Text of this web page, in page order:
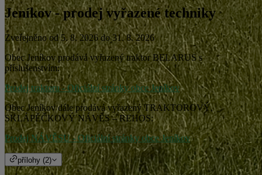
Jeníkov - prodej vyřazené techniky
Zveřejněno od 5. 8. 2026 do 31. 8. 2026
Obec Jeníkov prodává vyřazený traktor BELARUS s
příslušenstvím:
Prodej traktoru - Oficiální stránky obce Jeníkov
Obec Jeníkov dále prodává vyřazený TRAKTOROVÝ,
SKLÁPĚČKOVÝ NÁVĚS – REHOS:
Prodej NÁVĚSU - Oficiální stránky obce Jeníkov
přílohy (2)